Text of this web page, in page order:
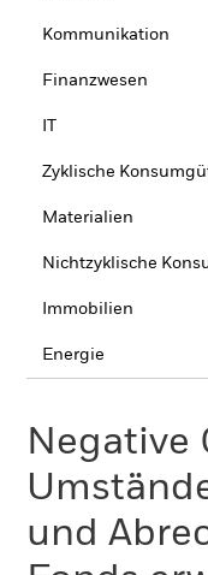
Kommunikation
Finanzwesen
Zyklische
Materialien
Nichtzyklische
Immobilien
Energie
Negative
und